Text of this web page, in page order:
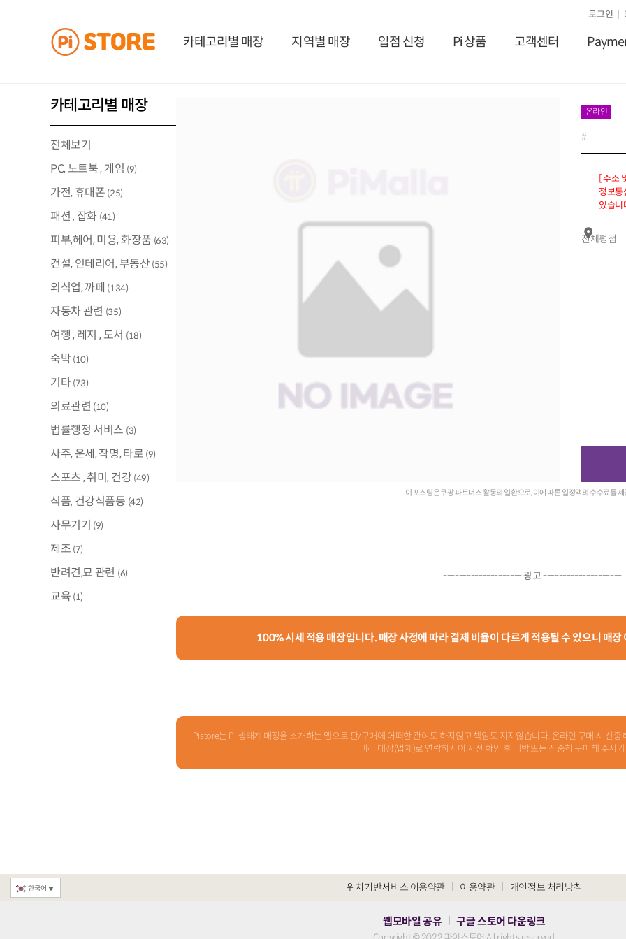
카테고리별 매장 지역별 매장 입점 신청 Pi 상품 고객센터
로그인
카테고리별 매장
전체보기
PC, 노트북 , 게임 (9)
가전, 휴대폰 (25)
패션 , 잡화 (41)
피부,헤어, 미용, 화장품 (63)
건설, 인테리어, 부동산 (55)
외식업, 까페 (134)
자동차 관련 (35)
여행 , 레져 , 도서 (18)
숙박 (10)
기타(73)
의료관련 (10)
법률행정 서비스 (3)
사주, 운세, 작명, 타로 (9)
스포츠 , 취미, 건강 (49)
식품, 건강식품등 (42)
사무기기 (9)
제조 (7)
반려견,묘 관련 (6)
교육 (1)
온라인
#
[ 주소
정보통
있습니
전체평점
이 포스팅은 쿠팡 파트너스 활동의 일환으로, 이에 따른 일정액의 수수료를
-------------------- 광고 --------------------
100% 시세 적용 매장입니다. 매장 사정에 따라 결제 비율이 다르게 적용될 수 있으니 매
Pistore는 Pi 생태계 매장을 소개하는 앱으로 판/구매에 어떠한 관여도 하지않고 책임도 지지않습니다. 온라인 구매 시 신
미리 매장(업체)로 연락하시어 사전 확인 후 내방 또는 신중히 구매해 주시
위치기반서비스 이용약관 이용약관| 개인정보 처리방침
웹모바일 공유|구글 스토어 다운링크
한국어 ▼